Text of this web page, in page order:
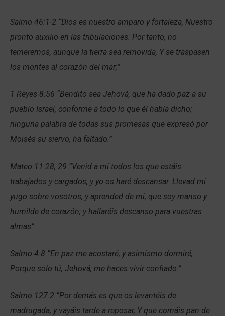
Salmo 46:1-2 “Dios es nuestro amparo y fortaleza, Nuestro
pronto auxilio en las tribulaciones. Por tanto, no
temeremos, aunque la tierra sea removida, Y se traspasen
los montes al corazón del mar;”
1 Reyes 8:56 “Bendito sea Jehová, que ha dado paz a su
pueblo Israel, conforme a todo lo que él había dicho;
ninguna palabra de todas sus promesas que expresó por
Moisés su siervo, ha faltado.”
Mateo 11:28, 29 “Venid a mí todos los que estáis
trabajados y cargados, y yo os haré descansar. Llevad mi
yugo sobre vosotros, y aprended de mí, que soy manso y
humilde de corazón; y hallaréis descanso para vuestras
almas”
Salmo 4:8 “En paz me acostaré, y asimismo dormiré;
Porque solo tú, Jehová, me haces vivir confiado.”
Salmo 127:2 “Por demás es que os levantéis de
madrugada, y vayáis tarde a reposar, Y que comáis pan de